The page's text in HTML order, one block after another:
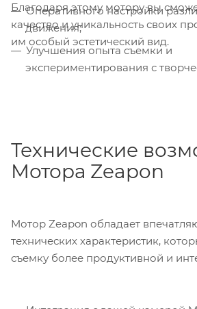
Оперативного настройки
движения;
Улучшения опыта съемки и
экспериментирования с
Благодаря этому мотору вы
качество и уникальность своих
им особый эстетический вид.
Технические
Мотора Zeapon
Мотор Zeapon обладает
технических характеристик,
съемку более продуктивной и